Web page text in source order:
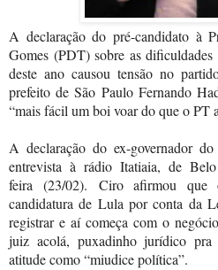
A declaração do pré-candidato à
Gomes (PDT) sobre as
deste ano causou tensão no
prefeito de São Paulo Fernando
“mais fácil um boi voar do que o PT
A declaração do ex-governador
entrevista à rádio Itatiaia, de
feira(23/02). Ciro afirmou que
candidatura de Lula por conta da
registrar e aí começa com o
juiz acolá, puxadinho jurídico pra
atitude como “miudice política”.